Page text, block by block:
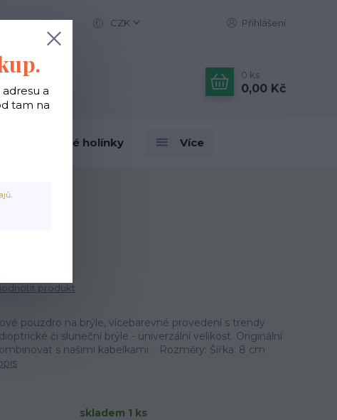
CZK Přihlášení
0 ks
0,00 Kč
Designové holínky Více
produkt
pouzdro na brýle, vícebarevné provedení s trendy
či sluneční brýle - univerzální velikost. Originální
s našimi kabelkami. Rozměry: Šířka: 8 cm
skladem 1 ks
a
tam na
.